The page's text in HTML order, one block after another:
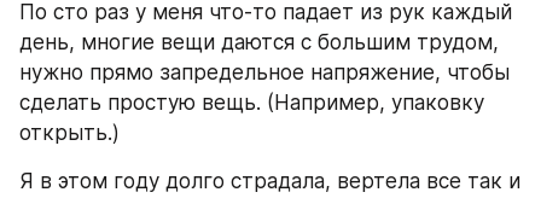
По сто раз у меня что-то падает из рук каждый
день, многие вещи даются с большим трудом,
нужно прямо запредельное напряжение, чтобы
сделать простую вещь. (Например, упаковку
открыть.)
Я в этом году долго страдала, вертела все так и